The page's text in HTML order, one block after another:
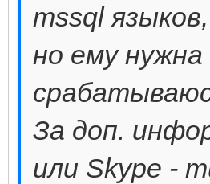
mssql
но ему
За доп.
или Skype -